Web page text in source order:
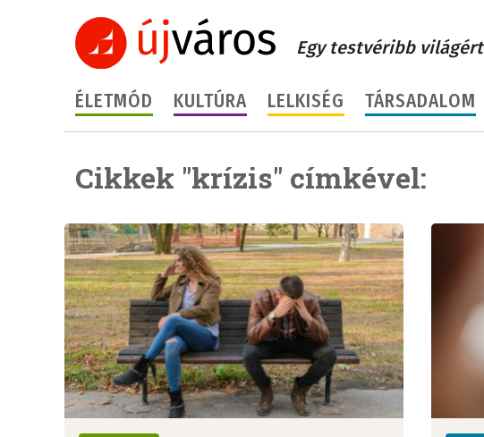
Egy testvéribb világért
ÉLETMÓD KULTÚRA LELKISÉG TÁRSADALOM
Cikkek "krízis" címkével: